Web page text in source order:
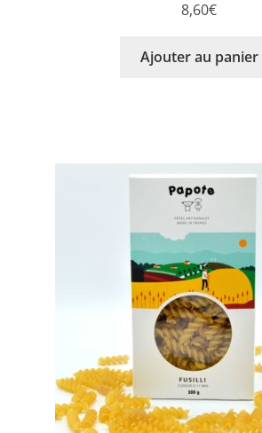
8,60€
Ajouter au panier